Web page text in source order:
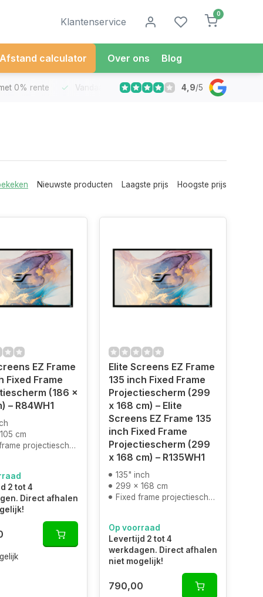
Klantenservice
0
Afstand calculator Over ons Blog
0% rente Vandaag besteldMorgen in Huis*
4,9/5
Nieuwste producten Laagste prijs Hoogste prijs
EZ Frame
Fixed Frame
(186 x
– R84WH1
cm
projectiescherm
2 tot 4
Direct afhalen
Elite Screens EZ Frame
135 inch Fixed Frame
Projectiescherm (299
x 168 cm) – Elite
Screens EZ Frame 135
inch Fixed Frame
Projectiescherm (299
x 168 cm) – R135WH1
135" inch
299 x 168 cm
Fixed frame projectiescherm
Op voorraad
Levertijd 2 tot 4
werkdagen. Direct afhalen
niet mogelijk!
790,00